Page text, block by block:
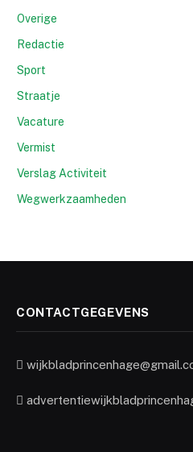
Overige
Redactie
Sport
Straatje
Vacature
Vermist
Verslag Activiteit
Wegwerkzaamheden
CONTACTGEGEVENS